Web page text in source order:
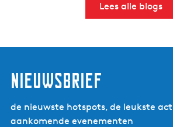
Lees alle blogs
nieuwsbrief
de nieuwste hotspots, de leukste
aankomende evenementen